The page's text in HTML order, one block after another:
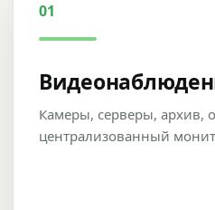
01
Камеры, серверы, архив,
централизованный